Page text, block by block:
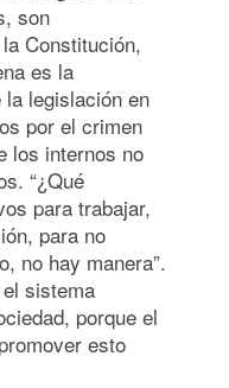
son
Constitución,
es la
la legislación en
por el crimen
los internos no
“¿Qué
para trabajar,
para no
no hay manera”.
sistema
porque el
esto